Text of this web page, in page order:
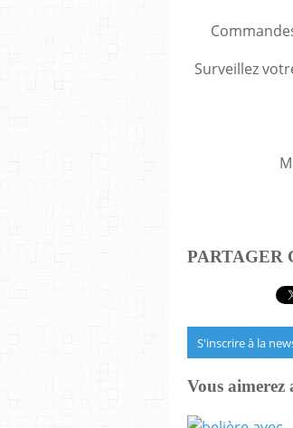
Surveillez
PARTAGER
S'inscrire à la
Vous aimerez